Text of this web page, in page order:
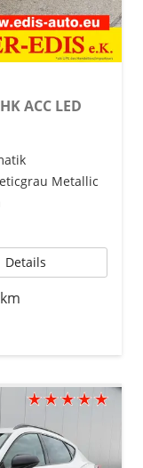
ACC LED
Metallic
Details